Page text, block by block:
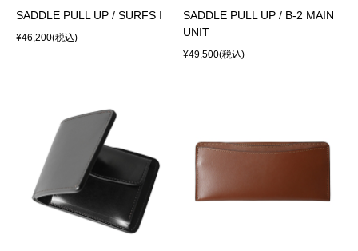
SADDLE PULL UP / SURFS I
¥46,200(税込)
SADDLE PULL UP / B-2 MAIN
UNIT
¥49,500(税込)